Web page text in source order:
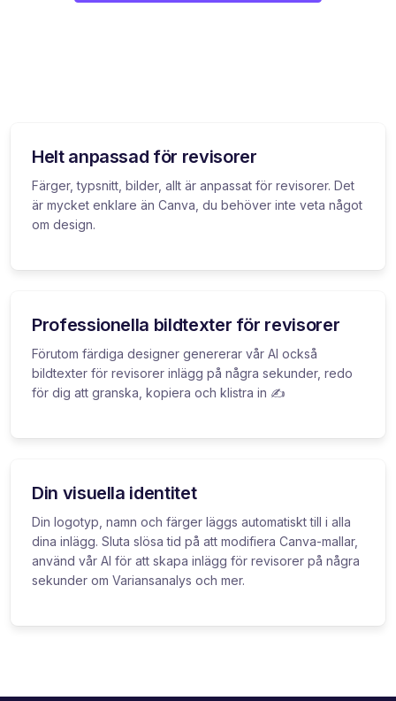
Helt anpassad för revisorer
Färger, typsnitt, bilder, allt är anpassat för revisorer. Det
är mycket enklare än Canva, du behöver inte veta något
om design.
Professionella bildtexter för revisorer
Förutom färdiga designer genererar vår AI också
bildtexter för revisorer inlägg på några sekunder, redo
för dig att granska, kopiera och klistra in ✍️
Din visuella identitet
Din logotyp, namn och färger läggs automatiskt till i alla
dina inlägg. Sluta slösa tid på att modifiera Canva-mallar,
använd vår AI för att skapa inlägg för revisorer på några
sekunder om Variansanalys och mer.